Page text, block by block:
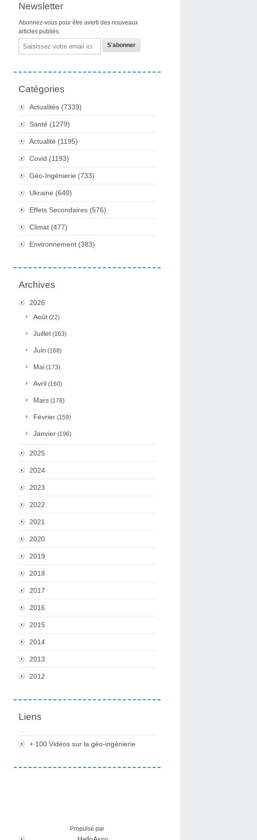
Newsletter
Abonnez-vous pour être averti des nouveaux
articles publiés.
Email
Catégories
Actualités (7339)
Santé (1279)
Actualité (1195)
Covid (1193)
Géo-Ingénierie (733)
Ukraine (640)
Effets Secondaires (576)
Climat (477)
Environnement (383)
Archives
2026
Août (22)
Juillet (163)
Juin (168)
Mai (173)
Avril (160)
Mars (178)
Février (159)
Janvier (196)
2025
2024
2023
2022
2021
2020
2019
2018
2017
2016
2015
2014
2013
2012
Liens
+ 100 Vidéos sur la géo-ingénierie
Propulsé par